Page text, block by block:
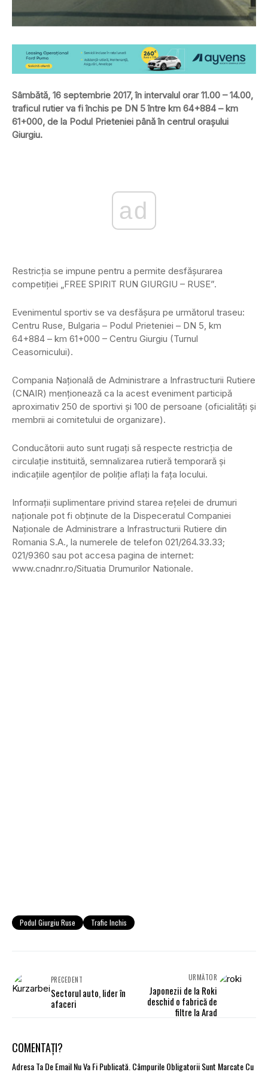
Sâmbătă, 16 septembrie 2017, în intervalul orar 11.00 – 14.00,
traficul rutier va fi închis pe DN 5 între km 64+884 – km
61+000, de la Podul Prieteniei până în centrul oraşului
Giurgiu.
ad
Restricţia se impune pentru a permite desfăşurarea
competiţiei „FREE SPIRIT RUN GIURGIU – RUSE”.
Evenimentul sportiv se va desfăşura pe următorul traseu:
Centru Ruse, Bulgaria – Podul Prieteniei – DN 5, km
64+884 – km 61+000 – Centru Giurgiu (Turnul
Ceasornicului).
Compania Naţională de Administrare a Infrastructurii Rutiere
(CNAIR) menţionează ca la acest eveniment participă
aproximativ 250 de sportivi şi 100 de persoane (oficialităţi şi
membrii ai comitetului de organizare).
Conducătorii auto sunt rugaţi să respecte restricţia de
circulaţie instituită, semnalizarea rutieră temporară şi
indicaţiile agenţilor de poliţie aflaţi la faţa locului.
Informaţii suplimentare privind starea reţelei de drumuri
naţionale pot fi obţinute de la Dispeceratul Companiei
Naţionale de Administrare a Infrastructurii Rutiere din
Romania S.A., la numerele de telefon 021/264.33.33;
021/9360 sau pot accesa pagina de internet:
www.cnadnr.ro/Situatia Drumurilor Nationale.
Podul Giurgiu Ruse Trafic Inchis
PRECEDENT
Sectorul auto, lider în
afaceri
URMĂTOR
Japonezii de la Roki
deschid o fabrică de
filtre la Arad
COMENTAȚI?
Adresa Ta De Email Nu Va Fi Publicată.Câmpurile Obligatorii Sunt Marcate Cu